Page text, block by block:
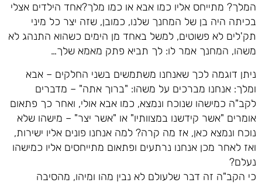
המלך? מתייחס אליו כמו אבא או כמו מלך?אחד הילדים אצלי
בכיתה היה בן של המחנך שלנו, כמובן, שזה יצר כל מיני
תק'לים לא פשוטים, למשל באחד מן הימים כשהוא התנהג לא
משהו, המחנך אמר לו: לך תביא פתק מאמא שלך…
ניתן דוגמה לכך שאנחנו משתמשים בשני החלקים – אבא
ומלך: אנחנו מברכים על משהו: "ברוך אתה" – מדברים
לקב"ה כמישהו שנוכח ונמצא, כמו אבא אולי, ואחר כך פתאום
אומרים "אשר קידשנו במצוותיו" או "אשר יצר" – מישהו שלא
נוכח ונמצא כאן, אז מה קרה? למה אנחנו פונים אליו ישירות,
ואז לאחר מכן אנחנו נרתעים ופתאום מתייחסים אליו כמישהו
נעלם?
כי הקב"ה זה דבר שלעולם לא נבין מהו ומיהו, מהסיבה